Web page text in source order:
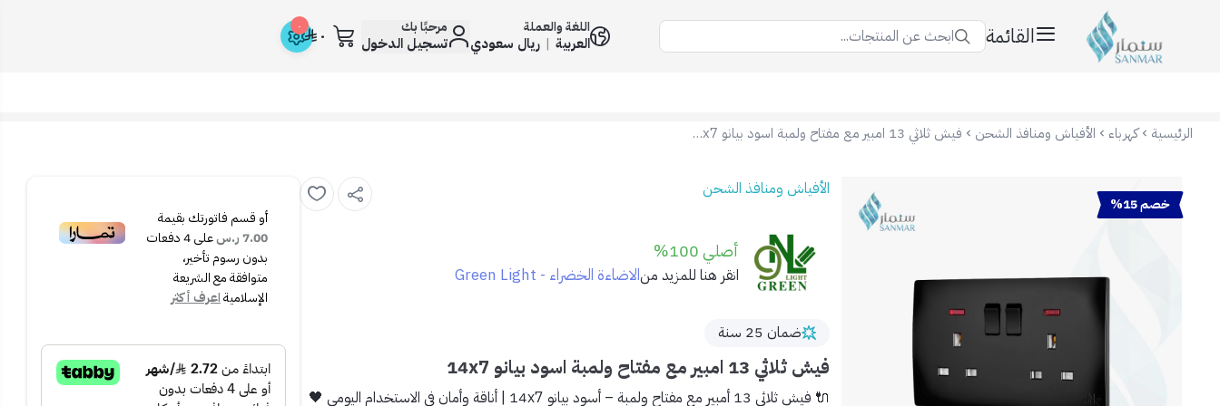
القائمة ابحث عن المنتجات... اللغة والعملة
العربية | ريال سعودي
مرحبًا بك
تسجيل الدخول
٠ ٠
الرئيسية كهرباء الأفياش ومنافذ الشحن فيش ثلاثي 13 امبير مع مفتاح ولمبة اسود بيانو 14x7
خصم 15%
الأفياش ومنافذ الشحن
أصلي 100%
انقر هنا للمزيد منالاضاءة الخضراء - Green Light
ضمان 25 سنة
فيش ثلاثي 13 امبير مع مفتاح ولمبة اسود بيانو 14x7
🔌 فيش ثلاثي 13 أمبير مع مفتاح ولمبة – أسود بيانو 14x7 | أناقة وأمان في الاستخدام اليومي 🖤
أو قسم فاتورتك بقيمة
7.00 ر.س
على4دفعات
بدون رسوم تأخير،
متوافقة مع الشريعة
الإسلاميةاعرف أكثر